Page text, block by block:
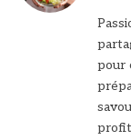
pour